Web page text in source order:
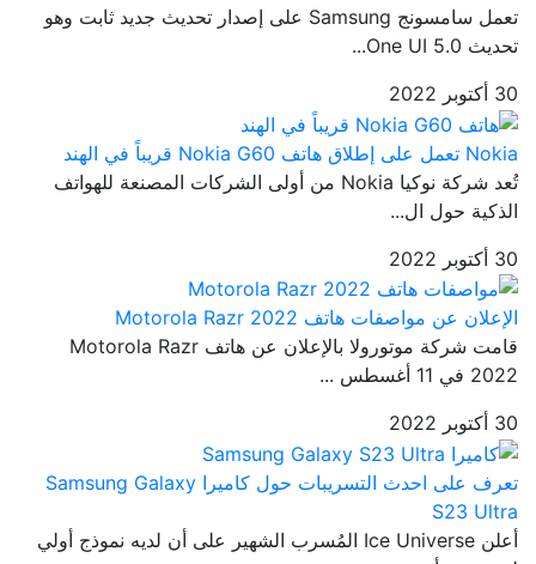
تعمل سامسونج Samsung على إصدار تحديث جديد ثابت وهو
تحديث One UI 5.0...
30 أكتوبر 2022
Nokia تعمل على إطلاق هاتف Nokia G60 قريباً في الهند
تُعد شركة نوكيا Nokia من أولى الشركات المصنعة للهواتف
الذكية حول ال...
30 أكتوبر 2022
الإعلان عن مواصفات هاتف Motorola Razr 2022
قامت شركة موتورولا بالإعلان عن هاتف Motorola Razr
2022 في 11 أغسطس ...
30 أكتوبر 2022
تعرف على احدث التسريبات حول كاميرا Samsung Galaxy
S23 Ultra
أعلن Ice Universe المُسرب الشهير على أن لديه نموذج أولي